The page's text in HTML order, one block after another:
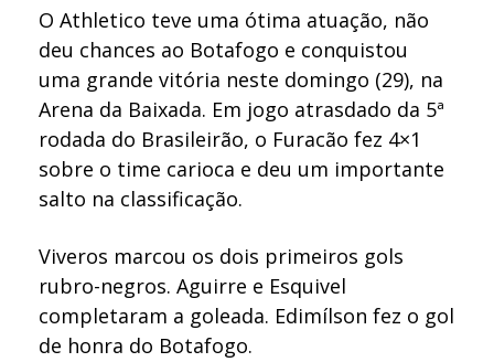
O Athletico teve uma ótima atuação, não
deu chances ao Botafogo e conquistou
uma grande vitória neste domingo (29), na
Arena da Baixada. Em jogo atrasdado da 5ª
rodada do Brasileirão, o Furacão fez 4×1
sobre o time carioca e deu um importante
salto na classificação.
Viveros marcou os dois primeiros gols
rubro-negros. Aguirre e Esquivel
completaram a goleada. Edimílson fez o gol
de honra do Botafogo.